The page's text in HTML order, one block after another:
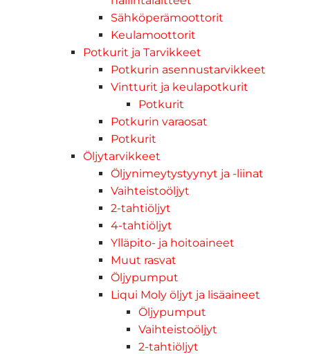
Sähköperämoottorit
Keulamoottorit
Potkurit ja Tarvikkeet
Potkurin asennustarvikkeet
Vintturit ja keulapotkurit
Potkurit
Potkurin varaosat
Potkurit
Öljytarvikkeet
Öljynimeytystyynyt ja -liinat
Vaihteistoöljyt
2-tahtiöljyt
4-tahtiöljyt
Ylläpito- ja hoitoaineet
Muut rasvat
Öljypumput
Liqui Moly öljyt ja lisäaineet
Öljypumput
Vaihteistoöljyt
2-tahtiöljyt